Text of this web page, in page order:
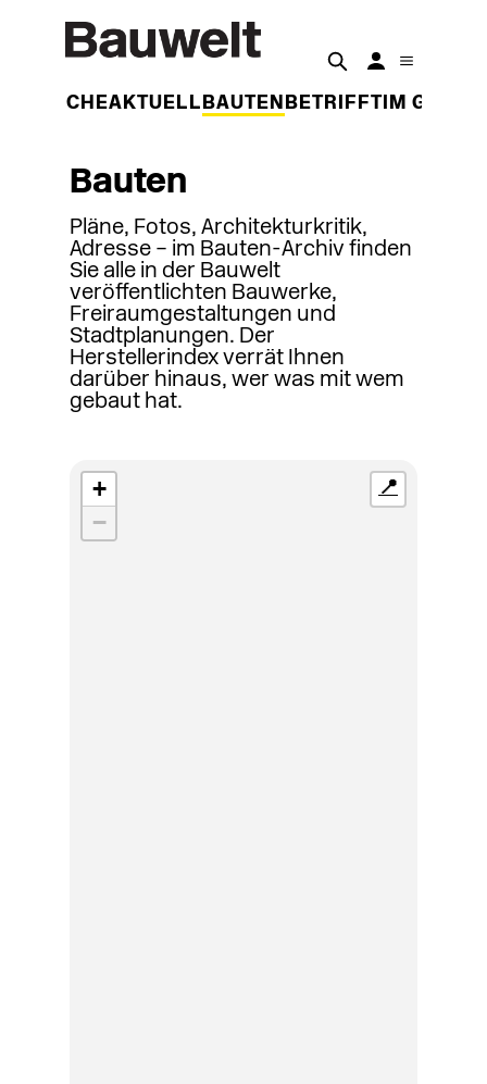
WOCHEAKTUELL BAUTEN BETRIFFT IM
Bauten
Pläne, Fotos, Architekturkritik,
Adresse – im Bauten-Archiv finden
Sie alle in der Bauwelt
veröffentlichten Bauwerke,
Freiraumgestaltungen und
Stadtplanungen. Der
Herstellerindex verrät Ihnen
darüber hinaus, wer was mit wem
gebaut hat.
+
−
📍